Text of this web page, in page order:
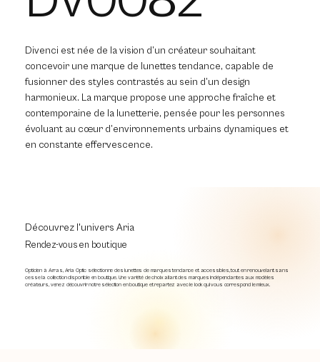
Divenci est née de la vision d’un créateur souhaitant
concevoir une marque de lunettes tendance, capable de
fusionner des styles contrastés au sein d’un design
harmonieux. La marque propose une approche fraîche et
contemporaine de la lunetterie, pensée pour les personnes
évoluant au cœur d’environnements urbains dynamiques et
en constante effervescence.
Rendez-vous en boutique
Découvrez l'univers Aria
Opticien à Arras, Aria Optic sélectionne des lunettes de marques tendance et accessibles, tout en renouvelant sans
cesse la collection disponible en boutique. Une variété de choix allant des marques indépendantes aux modèles
créateurs, venez découvrir notre sélection en boutique et repartez avec le look qui vous correspond le mieux.